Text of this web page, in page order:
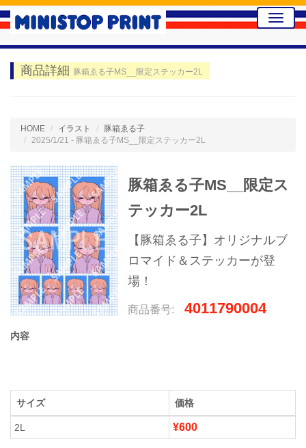
Toggle
商品詳細 豚箱ゑる子MS__限定ステッカー2L
HOME イラスト
豚箱ゑる子
2025/1/21 - 豚箱ゑる子MS__限定ステッカー2L
豚箱ゑる子MS__限定ス
テッカー2L
【豚箱ゑる子】オリジナルブ
ロマイド＆ステッカーが登
場！
商品番号: 4011790004
内容
サイズ 価格
2L ¥600